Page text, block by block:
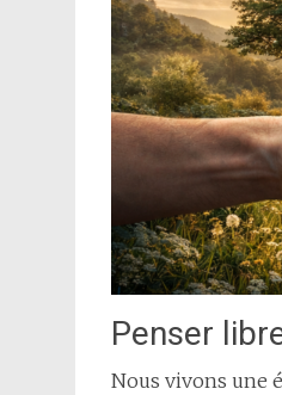
Penser
Nous vivons une